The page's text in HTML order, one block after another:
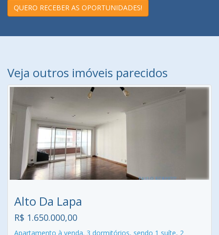
QUERO RECEBER AS OPORTUNIDADES!
Veja outros imóveis parecidos
Alto Da Lapa
R$ 1.650.000,00
Apartamento à venda. 3 dormitórios, sendo 1 suíte, 2